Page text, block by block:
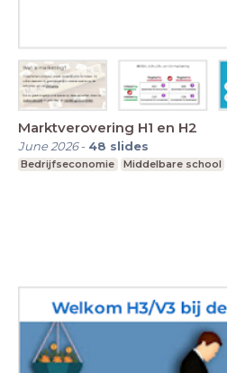
Marktverovering H1 en H2
June 2026- 48 slides
Bedrijfseconomie Middelbare school